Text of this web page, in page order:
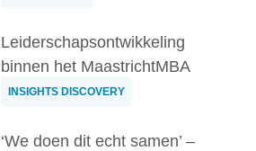
Leiderschapsontwikkeling
binnen het MaastrichtMBA
INSIGHTS DISCOVERY
‘We doen dit echt samen’ –